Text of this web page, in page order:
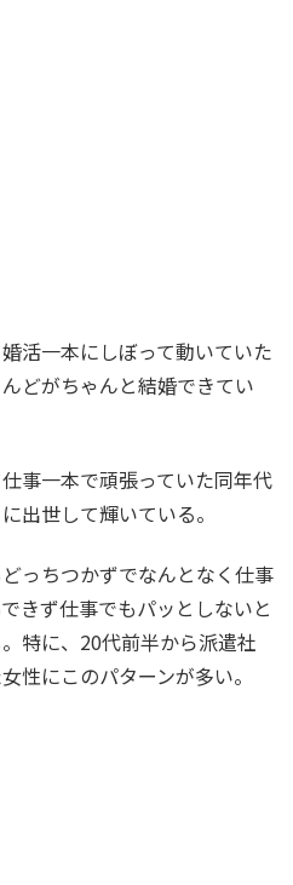
活一本にしぼって動いていた
どがちゃんと結婚できてい
事一本で頑張っていた同年代
出世して輝いている。
っちつかずでなんとなく仕事
きず仕事でもパッとしないと
特に、20代前半から派遣社
性にこのパターンが多い。